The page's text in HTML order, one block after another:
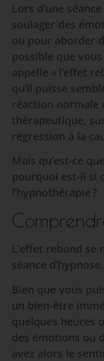
Lors d’une
soulager des
ou pour aborder
possible que
appelle « l’effet
qu’il puisse
réaction normale
thérapeutique,
régression à la
Mais qu’est-ce
pourquoi est-il si
l’hypnothérapie ?
L’effet rebond se
séance d’hypnose.
Bien que vous
un bien-être
quelques heures
des émotions ou
avez alors le